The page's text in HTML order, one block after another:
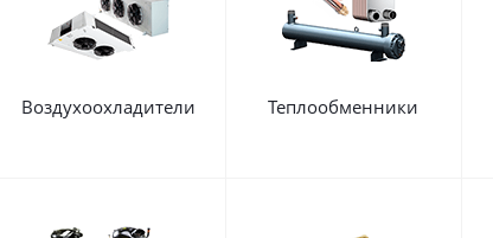
Воздухоохладители Теплообменники